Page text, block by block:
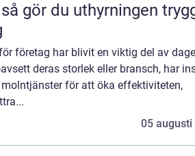
företag har blivit en viktig del av
deras storlek eller bransch, har
för att öka effektiviteten,
05 augusti